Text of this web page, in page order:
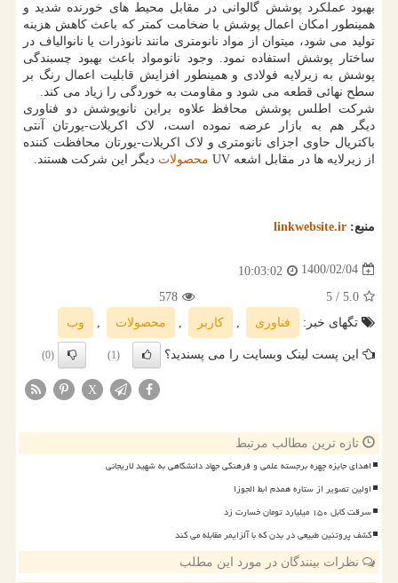
بهبود عملکرد پوشش گالوانی در مقابل محیط های خورنده شدید و
همینطور امکان اعمال پوشش با ضخامت کمتر که باعث کاهش هزینه
تولید می شود، میتوان از مواد نانومتری مانند نانوذرات یا نانوالیاف در
ساختار پوشش استفاده نمود. وجود نانومواد باعث بهبود چسبندگی
پوشش به زیرلایه فولادی و همینطور افزایش قابلیت اعمال رنگ بر
سطح نهائی قطعه می شود و مقاومت به خوردگی را زیاد می کند.
شرکت اطلس پوشش محافظ علاوه براین نانوپوشش دو فناوری
دیگر هم به بازار عرضه نموده است، لاک اکریلات-یورتان آنتی
باکتریال حاوی اجزای نانومتری و لاک اکریلات-یورتان محافظت کننده
از زیرلایه ها در مقابل اشعه UV
محصولات دیگر این شرکت هستند.
منبع: linkwebsite.ir
1400/02/04
10:03:02
5.0
/ 5
578
تگهای خبر:
فناوری كاربر محصولات وب
این پست لینک وبسایت را می پسندید؟ (1)
(0)
X
تازه ترین مطالب مرتبط
اهدای جایزه چهره برجسته علمی و فرهنگی جهاد دانشگاهی به شهید لاریجانی
اولین تصویر از ستاره همدم ابط الجوزا
سرقت کابل ۱۵۰ میلیارد تومان خسارت زد
کشف پروتئین طبیعی در بدن که با آلزایمر مقابله می کند
نظرات بینندگان در مورد این مطلب